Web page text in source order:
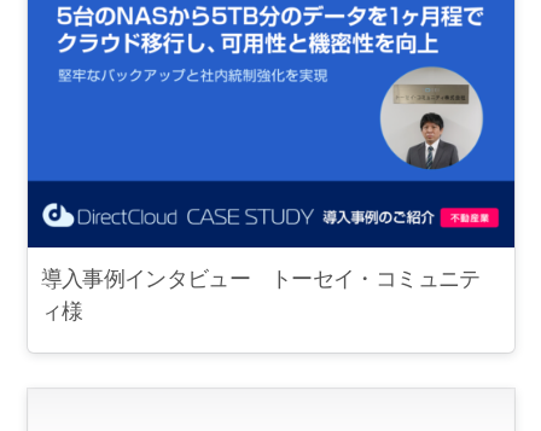
導入事例インタビュー トーセイ・コミュニテ
ィ様